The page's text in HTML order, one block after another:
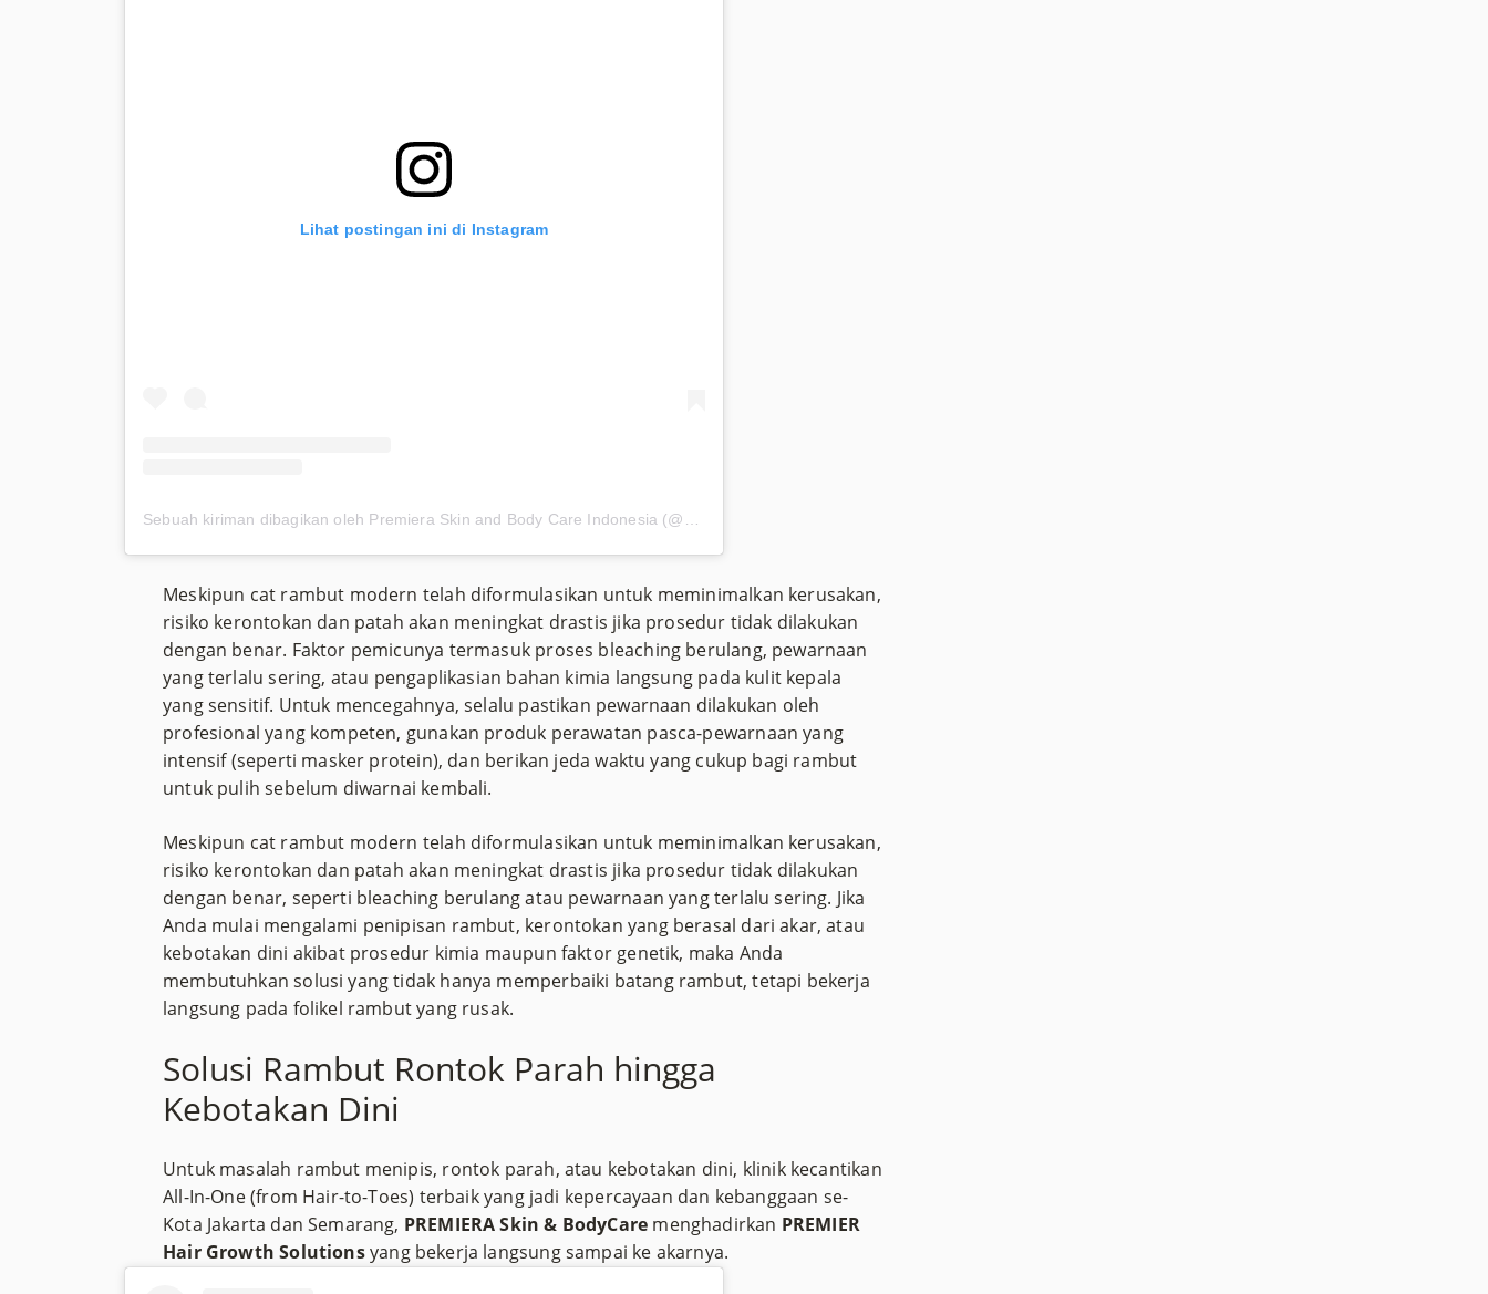
Lihat postingan ini di Instagram
Meskipun cat rambut modern telah diformulasikan untuk meminimalkan kerusakan,
risiko kerontokan dan patah akan meningkat drastis jika prosedur tidak dilakukan
dengan benar. Faktor pemicunya termasuk proses bleaching berulang, pewarnaan
yang terlalu sering, atau pengaplikasian bahan kimia langsung pada kulit kepala
yang sensitif. Untuk mencegahnya, selalu pastikan pewarnaan dilakukan oleh
profesional yang kompeten, gunakan produk perawatan pasca-pewarnaan yang
intensif (seperti masker protein), dan berikan jeda waktu yang cukup bagi rambut
untuk pulih sebelum diwarnai kembali.
Meskipun cat rambut modern telah diformulasikan untuk meminimalkan kerusakan,
risiko kerontokan dan patah akan meningkat drastis jika prosedur tidak dilakukan
dengan benar, seperti bleaching berulang atau pewarnaan yang terlalu sering. Jika
Anda mulai mengalami penipisan rambut, kerontokan yang berasal dari akar, atau
kebotakan dini akibat prosedur kimia maupun faktor genetik, maka Anda
membutuhkan solusi yang tidak hanya memperbaiki batang rambut, tetapi bekerja
langsung pada folikel rambut yang rusak.
Solusi Rambut Rontok Parah hingga
Kebotakan Dini
Untuk masalah rambut menipis, rontok parah, atau kebotakan dini, klinik kecantikan
All-In-One (from Hair-to-Toes) terbaik yang jadi kepercayaan dan kebanggaan se-
Kota Jakarta dan Semarang, PREMIERA Skin & BodyCare menghadirkan PREMIER
Hair Growth Solutionsyang bekerja langsung sampai ke akarnya.